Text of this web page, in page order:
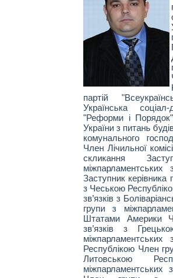
партій
Українська
"Реформи і
України з питань
комунального
Член Лічильної
скликання
міжпарламентських
Заступник керівника
з Чеською
зв’язків з
групи з
Штатами Америки
зв’язків з
міжпарламентських
Республікою Член
Литовською
міжпарламентських